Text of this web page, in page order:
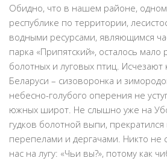
Обидно, что в нашем районе,
республике по территории,
водными ресурсами, являющимся
парка «Припятский», осталось мало
болотных и луговых птиц.
Беларуси – сизоворонка и
небесно-голубого оперения не
южных широт. Не слышно уже на
гудков болотной выпи,
перепелами и дергачами. Никто не
нас на лугу: «Чьи вы?», потому как